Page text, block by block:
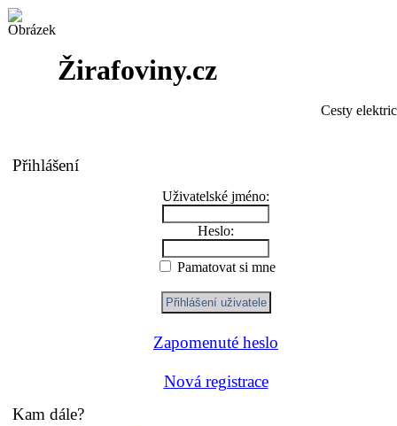
Žirafoviny.cz
Cesty
Přihlášení
Uživatelské jméno:
Heslo:
Pamatovat si mne
Zapomenuté heslo
Nová registrace
Kam dále?